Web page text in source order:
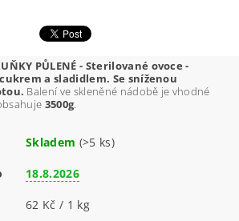
PŮLENÉ - Sterilované ovoce -
a sladidlem. Se sníženou
Balení ve skleněné nádobě je vhodné
3500g.
Skladem (>5 ks)
18.8.2026
62 Kč / 1 kg